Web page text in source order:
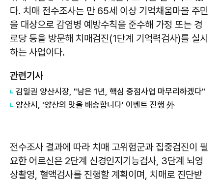
다. 치매 전수조사는 만 65세 이상 기억채움마을 주민
을 대상으로 감염병 예방수칙을 준수해 가정 또는 경
로당 등을 방문해 치매검진(1단계 기억력검사)를 실시
하는 사업이다.
관련기사
김일권 양산시장, "남은 1년, 핵심 중점사업 마무리하겠다"
양산시, '양산의 맛을 배송합니다' 이벤트 진행 外
전수조사 결과에 따라 치매 고위험군과 집중검진이 필
요한 어르신은 2단계 신경인지기능검사, 3단계 뇌영
상촬영, 혈액검사를 진행할 계획이며, 치매로 진단받